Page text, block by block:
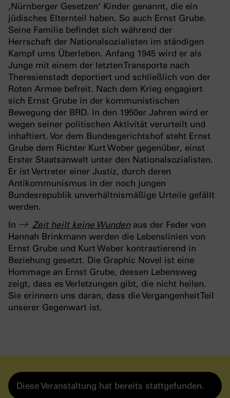
‚Nürnberger Gesetzen‘ Kinder genannt, die ein
jüdisches Elternteil haben. So auch Ernst Grube.
Seine Familie befindet sich während der
Herrschaft der Nationalsozialisten im ständigen
Kampf ums Überleben. Anfang 1945 wird er als
Junge mit einem der letzten Transporte nach
Theresienstadt deportiert und schließlich von der
Roten Armee befreit. Nach dem Krieg engagiert
sich Ernst Grube in der kommunistischen
Bewegung der BRD. In den 1950er Jahren wird er
wegen seiner politischen Aktivität verurteilt und
inhaftiert. Vor dem Bundesgerichtshof steht Ernst
Grube dem Richter Kurt Weber gegenüber, einst
Erster Staatsanwalt unter den Nationalsozialisten.
Er ist Vertreter einer Justiz, durch deren
Antikommunismus in der noch jungen
Bundesrepublik unverhältnismäßige Urteile gefällt
werden.
In
Zeit heilt keine Wundenaus der Feder von
Hannah Brinkmann werden die Lebenslinien von
Ernst Grube und Kurt Weber kontrastierend in
Beziehung gesetzt. Die Graphic Novel ist eine
Hommage an Ernst Grube, dessen Lebensweg
zeigt, dass es Verletzungen gibt, die nicht heilen.
Sie erinnern uns daran, dass die Vergangenheit Teil
unserer Gegenwart ist.
Diese Veranstaltung hat bereits stattgefunden.